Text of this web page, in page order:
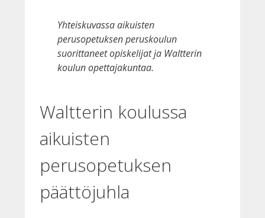
Yhteiskuvassa aikuisten
perusopetuksen peruskoulun
suorittaneet opiskelijat ja Waltterin
koulun opettajakuntaa.
Waltterin koulussa
aikuisten
perusopetuksen
päättöjuhla